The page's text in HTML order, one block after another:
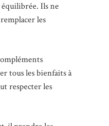
Ils ne
les
tous les bienfaits à
respecter les